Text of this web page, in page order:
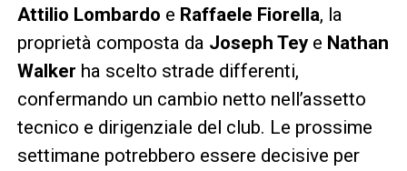
Attilio Lombardo e Raffaele Fiorella, la
proprietà composta da Joseph Teye Nathan
Walker ha scelto strade differenti,
confermando un cambio netto nell’assetto
tecnico e dirigenziale del club. Le prossime
settimane potrebbero essere decisive per